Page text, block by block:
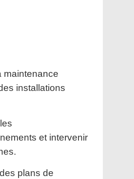
maintenance
installations
et intervenir
plans de